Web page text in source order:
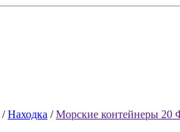
/Находка /Морские контейнеры 20